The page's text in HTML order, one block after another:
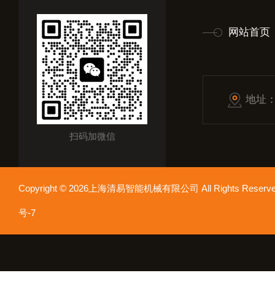
扫码加微信
网站首页
地址
Copyright © 2026上海清易智能机械有限公司 All Rights
号-7